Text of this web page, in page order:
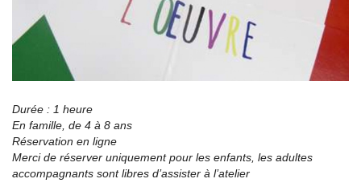
Durée : 1 heure
En famille, de 4 à 8 ans
Réservation en ligne
Merci de réserver uniquement pour les enfants, les adultes
accompagnants sont libres d’assister à l’atelier